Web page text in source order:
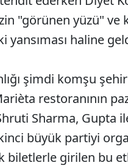
"görünen yüzü" ve
yansıması haline
şimdi komşu
restoranının
Sharma, Gupta
büyük partiyi
biletlerle girilen bu